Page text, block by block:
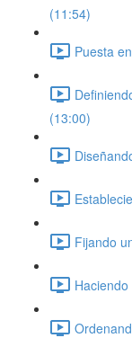
(11:54)
Puesta
(13:00)
Fijando